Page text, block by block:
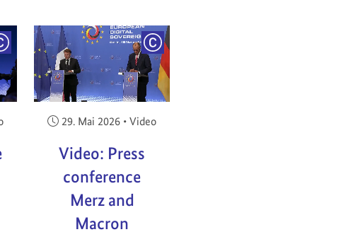
COPYRIGHT COPYRIGHT
Veröffentlicht am:
29. Mai 2026 • Video
Video: Press
conference
Merz and
Macron